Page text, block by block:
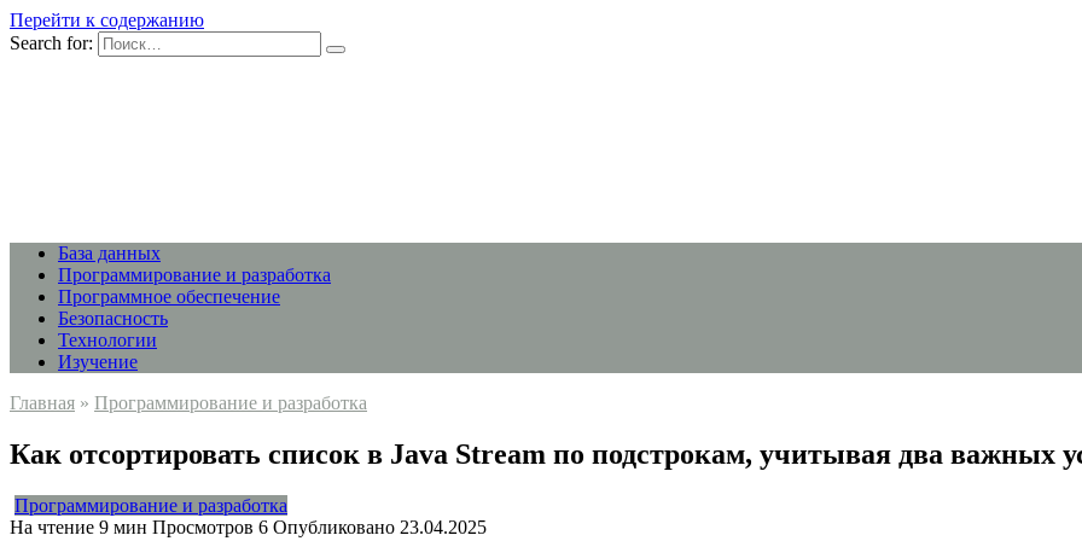
Перейти к содержанию
Search for:
База данных
Программирование и разработка
Программное обеспечение
Безопасность
Технологии
Изучение
Главная » Программирование и разработка
Как отсортировать список в Java Stream по подстрокам, учитывая два важных
Программирование и разработка
На чтение 9 мин Просмотров 6 Опубликовано 23.04.2025